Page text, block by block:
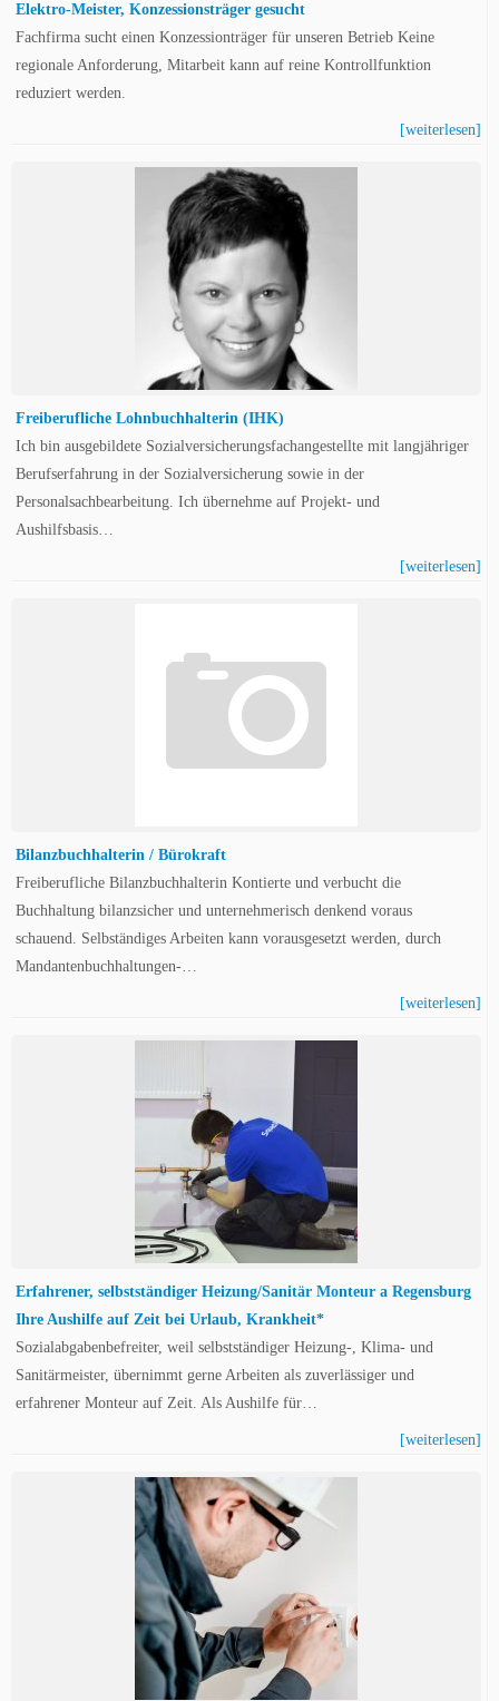
Elektro-Meister, Konzessionsträger gesucht
Fachfirma sucht einen Konzessionträger für unseren Betrieb Keine
regionale Anforderung, Mitarbeit kann auf reine Kontrollfunktion
reduziert werden.
[weiterlesen]
Freiberufliche Lohnbuchhalterin (IHK)
Ich bin ausgebildete Sozialversicherungsfachangestellte mit langjähriger
Berufserfahrung in der Sozialversicherung sowie in der
Personalsachbearbeitung. Ich übernehme auf Projekt- und
Aushilfsbasis…
[weiterlesen]
Bilanzbuchhalterin / Bürokraft
Freiberufliche Bilanzbuchhalterin Kontierte und verbucht die
Buchhaltung bilanzsicher und unternehmerisch denkend voraus
schauend. Selbständiges Arbeiten kann vorausgesetzt werden, durch
Mandantenbuchhaltungen-…
[weiterlesen]
Erfahrener, selbstständiger Heizung/Sanitär Monteur a Regensburg
Ihre Aushilfe auf Zeit bei Urlaub, Krankheit*
Sozialabgabenbefreiter, weil selbstständiger Heizung-, Klima- und
Sanitärmeister, übernimmt gerne Arbeiten als zuverlässiger und
erfahrener Monteur auf Zeit. Als Aushilfe für…
[weiterlesen]